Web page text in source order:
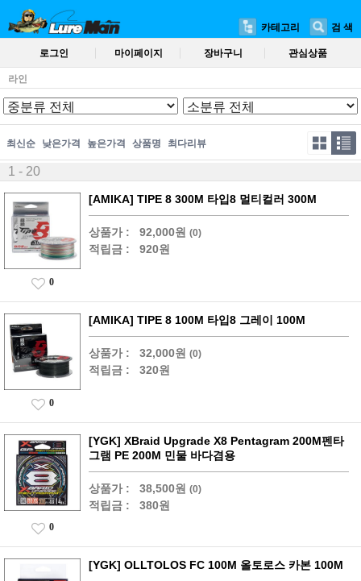
카테고리 검 색
로그인 마이페이지 장바구니 관심상품
라인
최신순 낮은가격 높은가격 상품명 최다리뷰
1 - 20
[AMIKA] TIPE 8 300M 타입8 멀티컬러 300M
상품가 : 92,000원 (0)
적립금 : 920원
0
[AMIKA] TIPE 8 100M 타입8 그레이 100M
상품가 : 32,000원 (0)
적립금 : 320원
0
[YGK] XBraid Upgrade X8 Pentagram 200M펜타
그램 PE 200M 민물 바다겸용
상품가 : 38,500원 (0)
적립금 : 380원
0
[YGK] OLLTOLOS FC 100M 올토로스 카본 100M